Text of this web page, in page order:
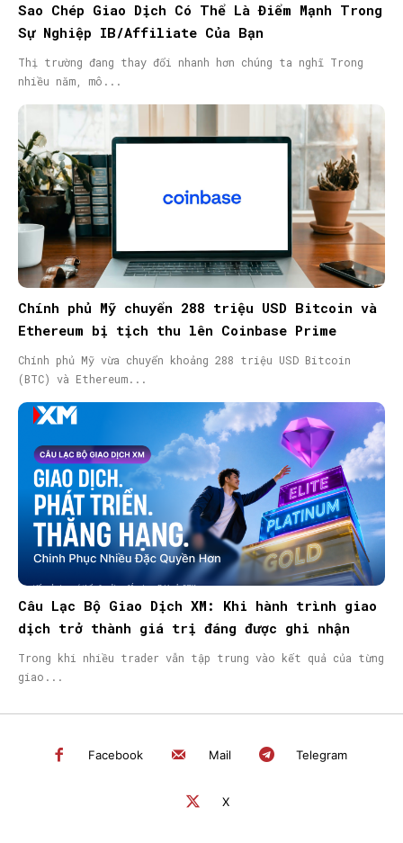
Sao Chép Giao Dịch Có Thể Là Điểm Mạnh Trong
Sự Nghiệp IB/Affiliate Của Bạn
Thị trường đang thay đổi nhanh hơn chúng ta nghĩ Trong
nhiều năm, mô...
Chính phủ Mỹ chuyển 288 triệu USD Bitcoin và
Ethereum bị tịch thu lên Coinbase Prime
Chính phủ Mỹ vừa chuyển khoảng 288 triệu USD Bitcoin
(BTC) và Ethereum...
Câu Lạc Bộ Giao Dịch XM: Khi hành trình giao
dịch trở thành giá trị đáng được ghi nhận
Trong khi nhiều trader vẫn tập trung vào kết quả của từng
giao...
Facebook Mail Telegram
X